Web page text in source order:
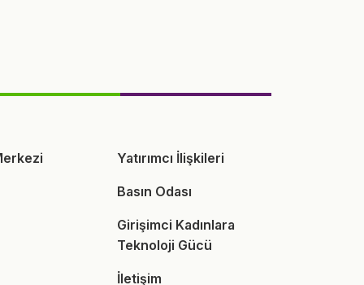
Yatırımcı İlişkileri
Basın Odası
Girişimci Kadınlara
Teknoloji Gücü
İletişim